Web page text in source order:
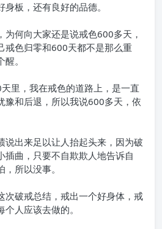
板，还有良好的品德。
为何向大家还是说戒色600多天，
戒色归零和600天都不是那么重
。
里，我在戒色的道路上，是一直
豫和后退，所以我说600多天，依
说出来足以让人抬起头来，因为破
插曲，只要不自欺欺人地告诉自
所以没事。
次破戒总结，戒出一个好身体，戒
人应该去做的。